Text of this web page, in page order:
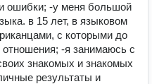
ошибки; -у меня большой
в 15 лет, в языковом
с которыми до
-я занимаюсь с
знакомых и знакомых
результаты и